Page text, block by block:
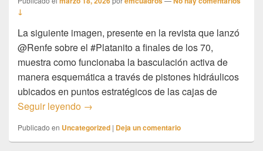
↓
La siguiente imagen, presente en la revista que lanzó
@Renfe sobre el #Platanito a finales de los 70,
muestra como funcionaba la basculación activa de
manera esquemática a través de pistones hidráulicos
ubicados en puntos estratégicos de las cajas de
Seguir leyendo Curiosidades del Platanito
→
Publicado en Uncategorized | Deja un comentario